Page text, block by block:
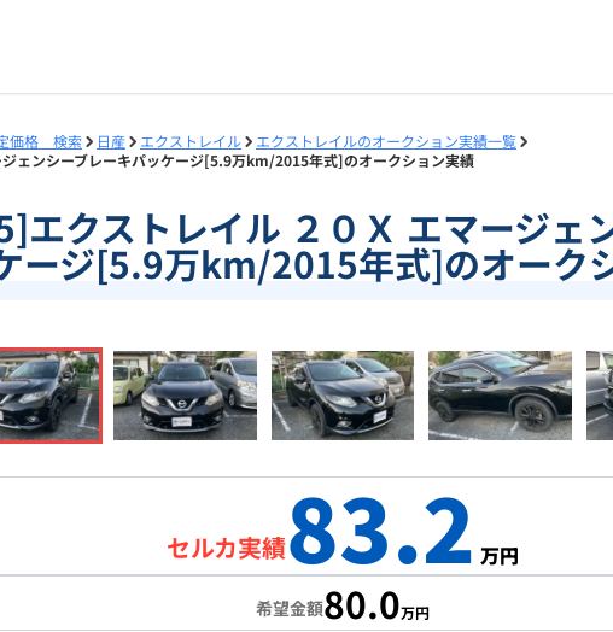
価格 検索 日産 エクストレイル
エクストレイルのオークション実績一覧
ェンシーブレーキパッケージ[5.9万km/2015年式]のオークション実績
エクストレイル ２０Ｘ エマージェ
ージ[5.9万km/2015年式]のオーク
セルカ実績83.2 万円
希望金額80.0万円